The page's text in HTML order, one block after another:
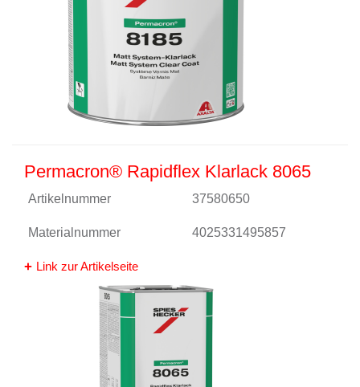
Permacron® Rapidflex Klarlack 8065
Artikelnummer 37580650
Materialnummer 4025331495857
Link zur Artikelseite